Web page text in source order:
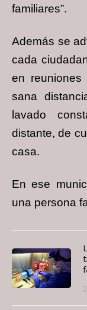
familiares”.
Además se
cada
en
sana
lavado
distante, de
casa.
En ese
una persona